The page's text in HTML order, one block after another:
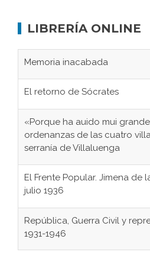
LIBRERÍA ONLINE
Memoria inacabada
El retorno de Sócrates
«Porque ha auido mui
ordenanzas de las cuatro
serranía de Villaluenga
El Frente Popular. Jimena de
julio 1936
República, Guerra Civil y
1931-1946